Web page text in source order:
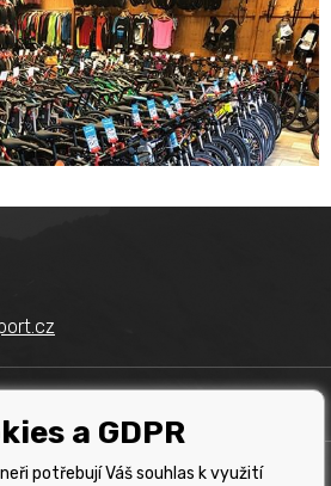
a GDPR
potřebují Váš souhlas k využití